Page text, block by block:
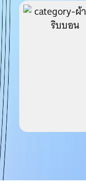
ผ้าหมึกริบบอน